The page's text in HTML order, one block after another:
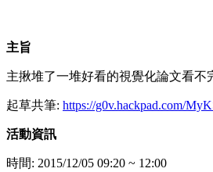
主旨
主揪堆了一堆好看的視覺化論文看不
起草共筆: https://g0v.hackpad.com/
活動資訊
時間: 2015/12/05 09:20 ~ 12:00